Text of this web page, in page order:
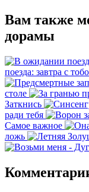
Вам также
дорамы
поезда: завтра с
столе
Заткнись
ради тебя
Самое важное
ложь